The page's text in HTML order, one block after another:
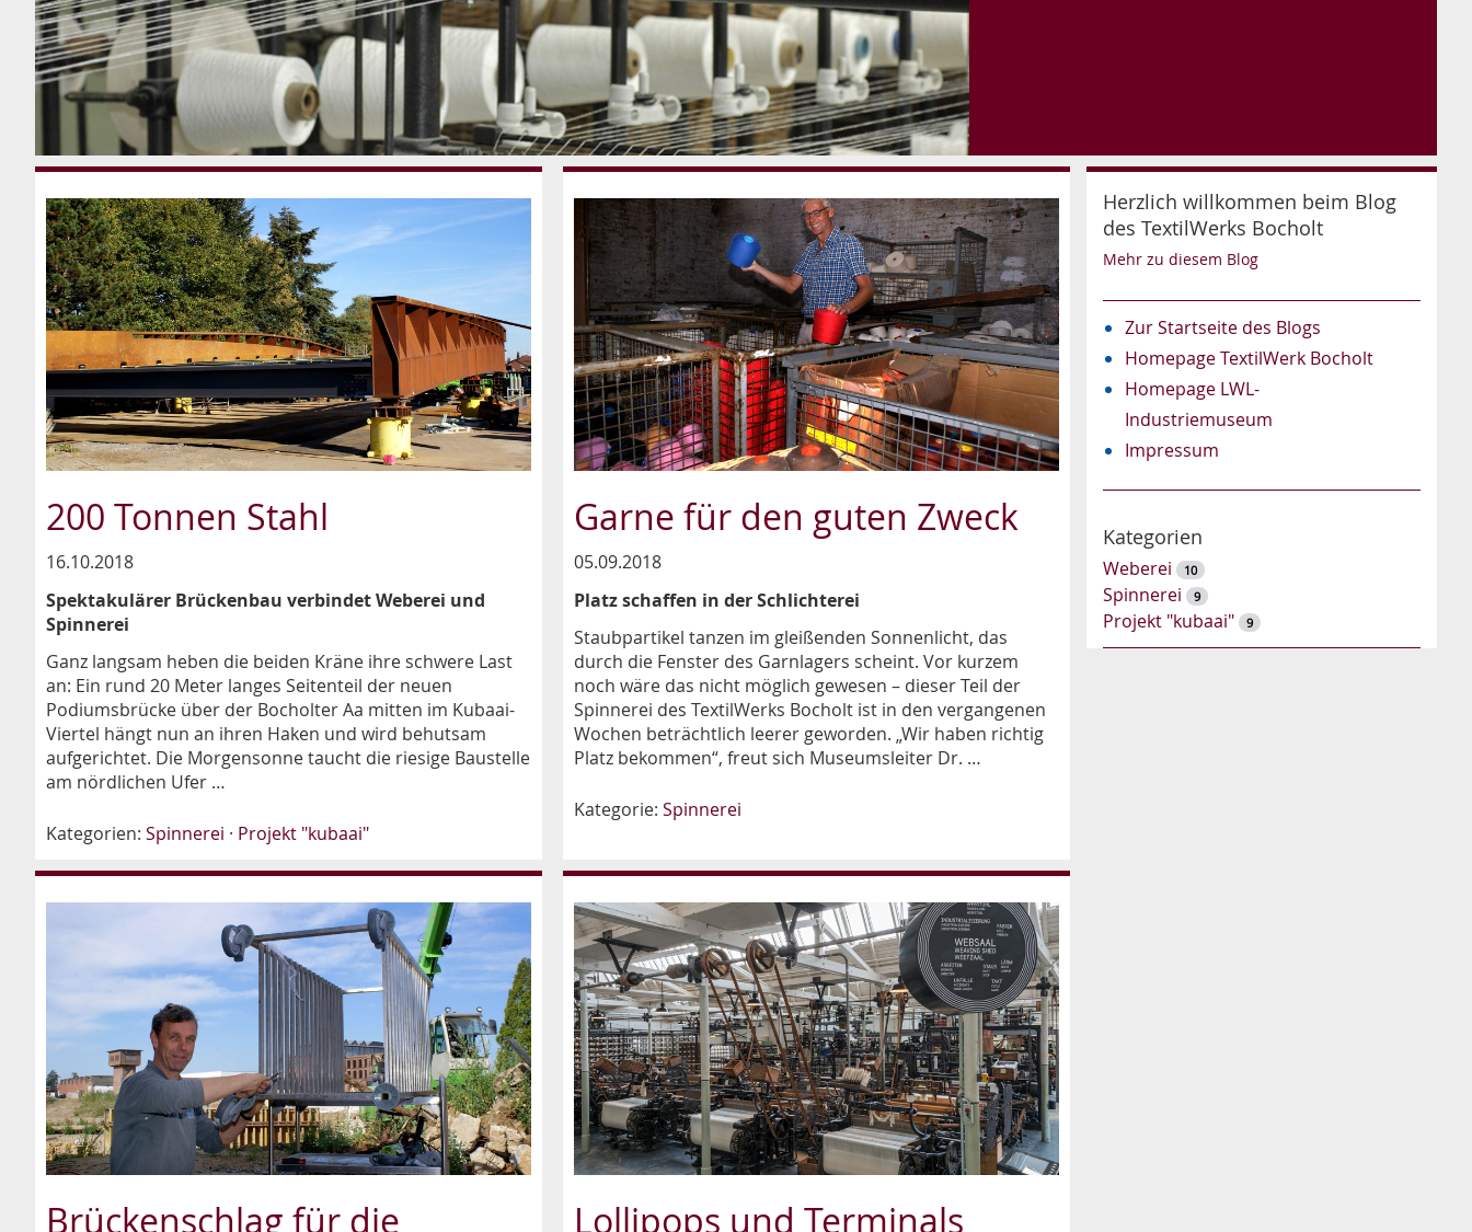
200 Tonnen Stahl
16.10.2018
Spektakulärer Brückenbau verbindet Weberei und
Spinnerei
Ganz langsam heben die beiden Kräne ihre schwere Last
an: Ein rund 20 Meter langes Seitenteil der neuen
Podiumsbrücke über der Bocholter Aa mitten im Kubaai-
Viertel hängt nun an ihren Haken und wird behutsam
aufgerichtet. Die Morgensonne taucht die riesige Baustelle
am nördlichen Ufer …
Kategorien: Spinnerei · Projekt "kubaai"
Garne für den guten Zweck
05.09.2018
Platz schaffen in der Schlichterei
Staubpartikel tanzen im gleißenden Sonnenlicht, das
durch die Fenster des Garnlagers scheint. Vor kurzem
noch wäre das nicht möglich gewesen – dieser Teil der
Spinnerei des TextilWerks Bocholt ist in den vergangenen
Wochen beträchtlich leerer geworden. „Wir haben richtig
Platz bekommen“, freut sich Museumsleiter Dr. …
Kategorie: Spinnerei
Brückenschlag für die
Lollipops und Terminals
Herzlich willkommen beim Blog
des TextilWerks Bocholt
Mehr zu diesem Blog
Zur Startseite des Blogs
Homepage TextilWerk Bocholt
Homepage LWL-
Industriemuseum
Impressum
Kategorien
Weberei 10
Spinnerei 9
Projekt "kubaai" 9